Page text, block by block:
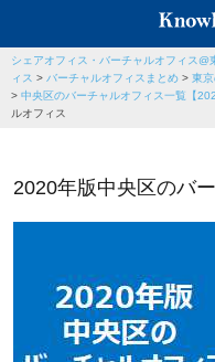
シェアオフィス・バーチャルオフィス@
ィス > バーチャルオフィスまとめ > 東
> 中央区のバーチャルオフィス一覧【
ルオフィス
2020年版中央区のバ